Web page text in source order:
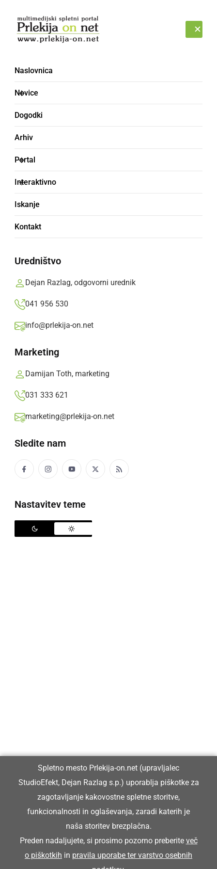
Naslovnica
Novice
Dogodki
Arhiv
Portal
Interaktivno
Iskanje
Kontakt
Uredništvo
Dejan Razlag, odgovorni urednik
041 956 530
info@prlekija-on.net
Marketing
Damijan Toth, marketing
031 333 621
marketing@prlekija-on.net
Sledite nam
Nastavitev teme
Cilika in Silvo Fras
KULTURA IN IZOBRAŽEVANJE
Da bo porok več in da bodo večno trajale...
Družabno
Črna kronika
Šport
Politika
Gospodarstvo
Narava
Zanimivosti
Glavni in odgovorni urednik:
Dejan Razlag
info@prlekija-on.net
Spletno mesto Prlekija-on.net (upravljalec
StudioEfekt, Dejan Razlag s.p.) uporablja piškotke za
zagotavljanje kakovostne spletne storitve,
funkcionalnosti in oglaševanja, zaradi katerih je
naša storitev brezplačna.
Preden nadaljujete, si prosimo pozorno preberite več
o piškotkih in pravila uporabe ter varstvo osebnih